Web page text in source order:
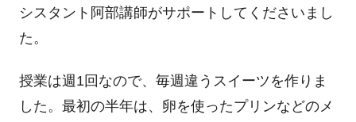
シスタント阿部講師がサポートしてくださいまし
た。
授業は週1回なので、毎週違うスイーツを作りま
した。最初の半年は、卵を使ったプリンなどのメ